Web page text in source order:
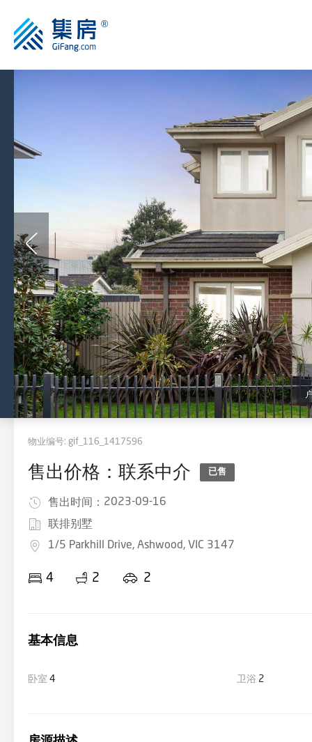
物业编号: gif_116_1417596
售出价格：联系中介 已售
售出时间： 2023-09-16
联排别墅
1/5 Parkhill Drive, Ashwood, VIC 3147
4 2 2
基本信息
卧室 4 卫浴 2